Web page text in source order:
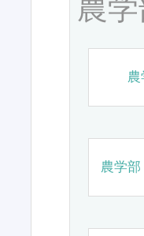
農
農学